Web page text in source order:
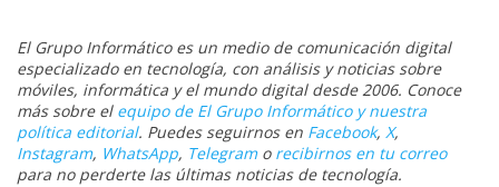
El Grupo Informático es un medio de comunicación digital
especializado en tecnología, con análisis y noticias sobre
móviles, informática y el mundo digital desde 2006. Conoce
más sobre el equipo de El Grupo Informático y nuestra
política editorial. Puedes seguirnos en Facebook, X,
Instagram, WhatsApp, Telegramo recibirnos en tu correo
para no perderte las últimas noticias de tecnología.